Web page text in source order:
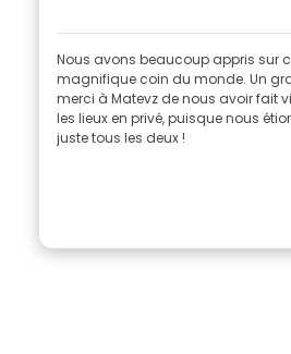
Nous avons beaucoup appris sur
magnifique coin du monde. Un
merci à Matevz de nous avoir fait
les lieux en privé, puisque nous
juste tous les deux !